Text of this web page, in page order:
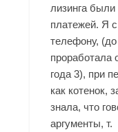
лизинга
платежей. Я
телефону,
проработала
года 3), при
как котенок,
знала, что
аргументы, т.